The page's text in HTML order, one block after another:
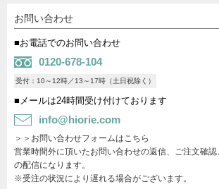
お問い合わせ
■お電話でのお問い合わせ
0120-678-104
受付：10～12時／13～17時（土日祝除く）
■メールは24時間受け付けております
info@hiorie.com
＞＞お問い合わせフォームはこちら
営業時間外に頂いたお問い合わせの返信、ご注文確
の配信になります。
※受注の状況により遅れる場合がございます。